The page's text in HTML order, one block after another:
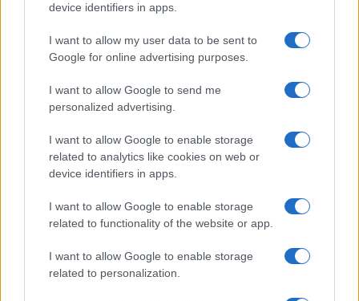
device identifiers in apps.
I want to allow my user data to be sent to
Google for online advertising purposes.
I want to allow Google to send me
personalized advertising.
I want to allow Google to enable storage
related to analytics like cookies on web or
device identifiers in apps.
I want to allow Google to enable storage
related to functionality of the website or app.
I want to allow Google to enable storage
related to personalization.
E-PTOLEMEOS.GR